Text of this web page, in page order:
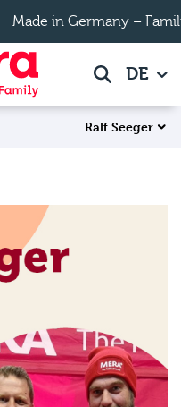
Made in Germany –
SucheDE
Ralf Seeger